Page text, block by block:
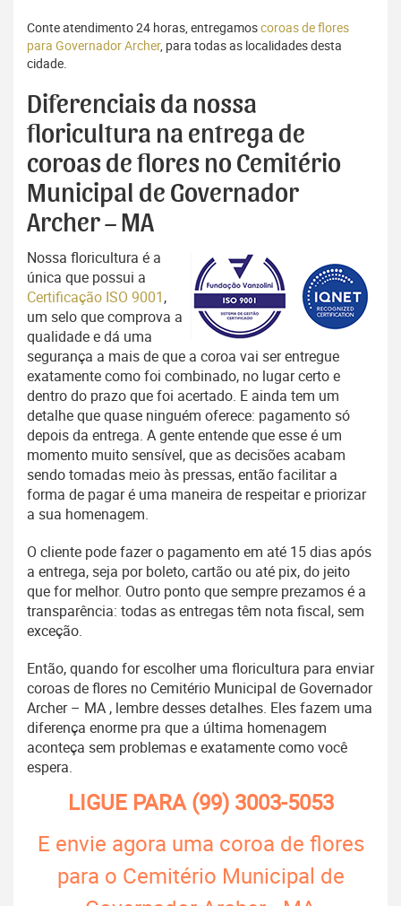
Conte atendimento 24 horas, entregamoscoroas de flores
para Governador Archer, para todas as localidades desta
cidade.
Diferenciais da nossa
floricultura na entrega de
coroas de flores no Cemitério
Municipal de Governador
Archer – MA
Nossa floricultura é a
única que possui a
Certificação ISO 9001,
um selo que comprova a
qualidade e dá uma
segurança a mais de que a coroa vai ser entregue
exatamente como foi combinado, no lugar certo e
dentro do prazo que foi acertado. E ainda tem um
detalhe que quase ninguém oferece: pagamento só
depois da entrega. A gente entende que esse é um
momento muito sensível, que as decisões acabam
sendo tomadas meio às pressas, então facilitar a
forma de pagar é uma maneira de respeitar e priorizar
a sua homenagem.
O cliente pode fazer o pagamento em até 15 dias após
a entrega, seja por boleto, cartão ou até pix, do jeito
que for melhor. Outro ponto que sempre prezamos é a
transparência: todas as entregas têm nota fiscal, sem
exceção.
Então, quando for escolher uma floricultura para enviar
coroas de flores no Cemitério Municipal de Governador
Archer – MA , lembre desses detalhes. Eles fazem uma
diferença enorme pra que a última homenagem
aconteça sem problemas e exatamente como você
espera.
LIGUE PARA(99) 3003-5053
E envie agora uma coroa de flores
para o Cemitério Municipal de